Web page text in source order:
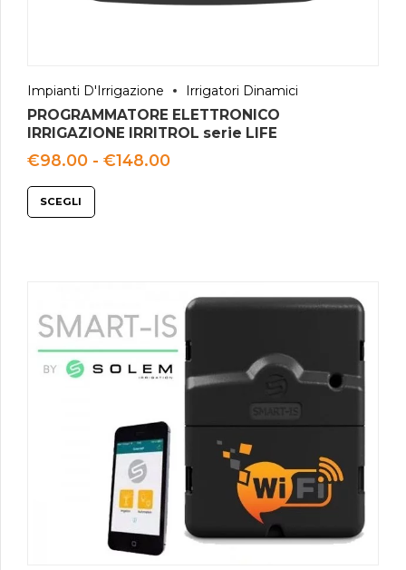
Impianti D'Irrigazione Irrigatori Dinamici
PROGRAMMATORE ELETTRONICO
IRRIGAZIONE IRRITROL serie LIFE
€98.00 - €148.00Fascia
SCEGLI